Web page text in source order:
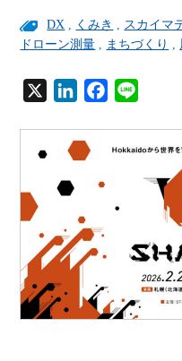
DX , くみき , スカイマ
ドローン測量 , まちづくり ,
X
n
k
I
n
o